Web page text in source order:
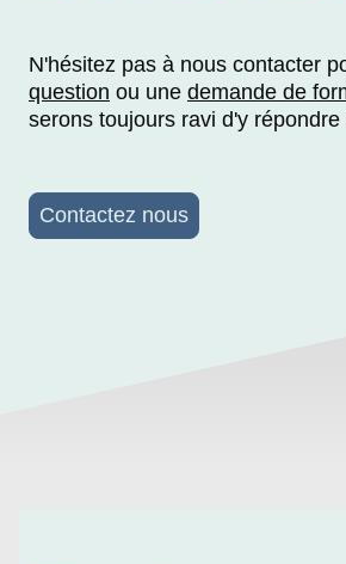
N'hésitez pas à nous contacter
question ou une demande de
serons toujours ravi d'y répondre
Contactez nous